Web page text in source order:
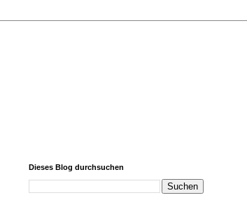
Dieses Blog durchsuchen